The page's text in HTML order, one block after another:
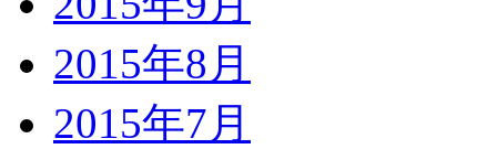
2015年8月
2015年7月